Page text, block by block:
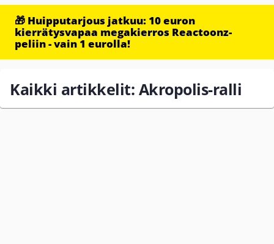
🎁 Huipputarjous jatkuu: 10 euron
kierrätysvapaa megakierros Reactoonz-
peliin - vain 1 eurolla!
Kaikki artikkelit: Akropolis-ralli